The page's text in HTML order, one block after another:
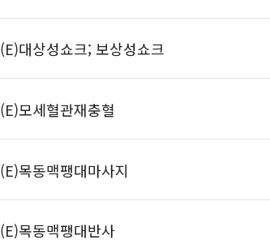
(E)대상성쇼크; 보상성쇼크
(E)모세혈관재충혈
(E)목동맥팽대마사지
(E)목동맥팽대반사